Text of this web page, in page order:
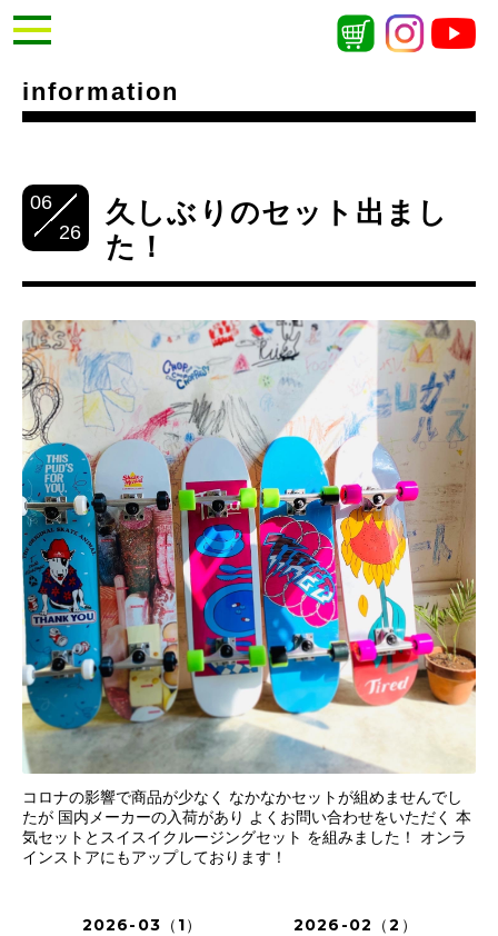
information
06
26
久しぶりのセット出まし
た！
コロナの影響で商品が少なく なかなかセットが組めませんでし
たが 国内メーカーの入荷があり よくお問い合わせをいただく 本
気セットとスイスイクルージングセット を組みました！ オンラ
インストアにもアップしております！
2026-03（1）
2026-02（2）